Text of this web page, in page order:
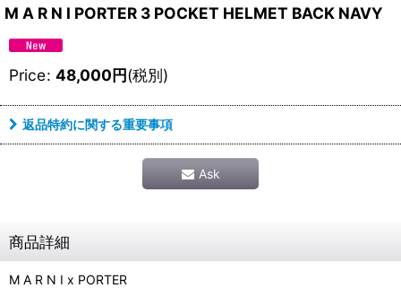
M A R N I PORTER 3 POCKET HELMET BACK NAVY
Price: 48,000円(税別)
返品特約に関する重要事項
Ask
商品詳細
M A R N I x PORTER